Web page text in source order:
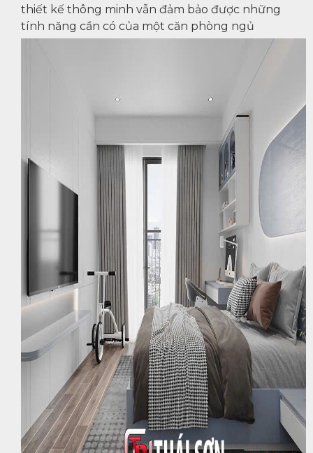
thiết kế thông minh vẫn đảm bảo được những
tính năng cần có của một căn phòng ngủ